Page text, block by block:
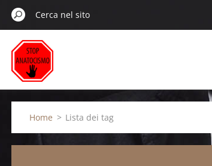
Home > Lista dei tag